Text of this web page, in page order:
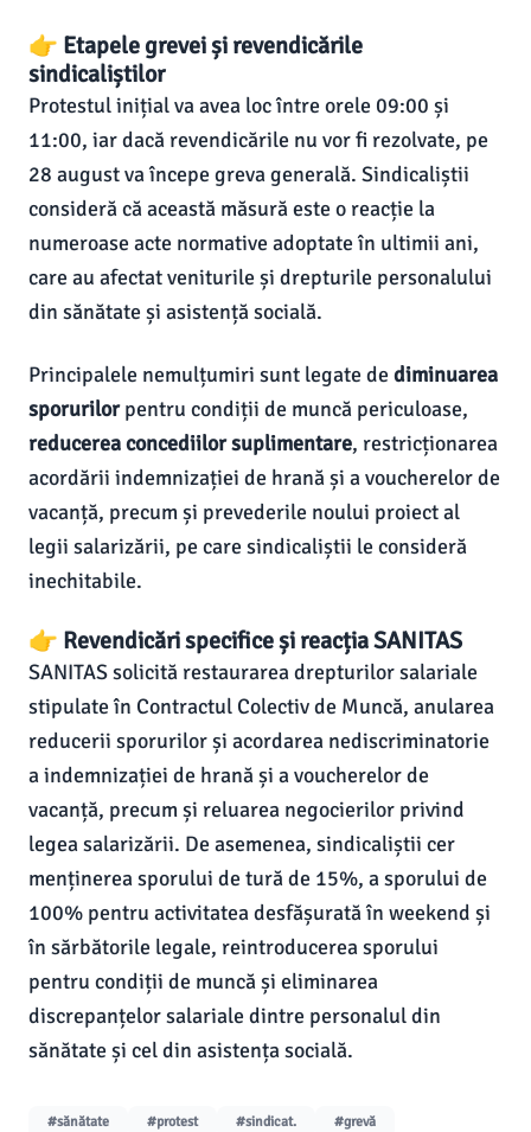
👉 Etapele grevei și revendicările
sindicaliștilor
Protestul inițial va avea loc între orele 09:00 și
11:00, iar dacă revendicările nu vor fi rezolvate, pe
28 august va începe greva generală. Sindicaliștii
consideră că această măsură este o reacție la
numeroase acte normative adoptate în ultimii ani,
care au afectat veniturile și drepturile personalului
din sănătate și asistență socială.
Principalele nemulțumiri sunt legate de diminuarea
sporurilorpentru condiții de muncă periculoase,
reducerea concediilor suplimentare, restricționarea
acordării indemnizației de hrană și a voucherelor de
vacanță, precum și prevederile noului proiect al
legii salarizării, pe care sindicaliștii le consideră
inechitabile.
👉 Revendicări specifice și reacția SANITAS
SANITAS solicită restaurarea drepturilor salariale
stipulate în Contractul Colectiv de Muncă, anularea
reducerii sporurilor și acordarea nediscriminatorie
a indemnizației de hrană și a voucherelor de
vacanță, precum și reluarea negocierilor privind
legea salarizării. De asemenea, sindicaliștii cer
menținerea sporului de tură de 15%, a sporului de
100% pentru activitatea desfășurată în weekend și
în sărbătorile legale, reintroducerea sporului
pentru condiții de muncă și eliminarea
discrepanțelor salariale dintre personalul din
sănătate și cel din asistența socială.
#sănătate #protest #sindicat.
#grevă